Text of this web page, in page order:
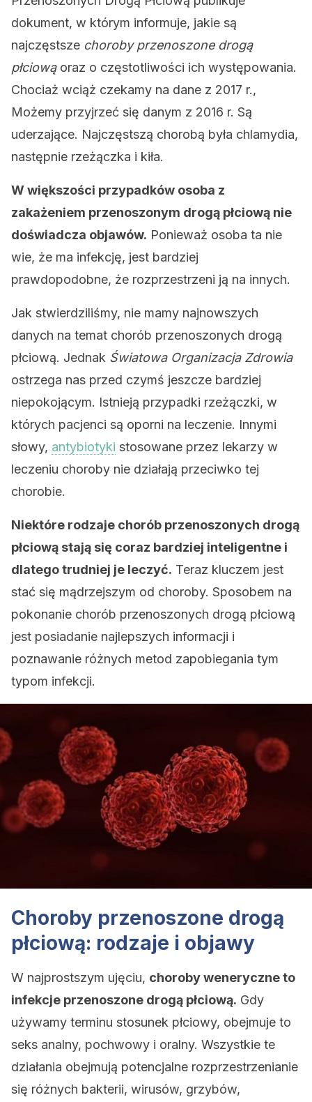
dokument, w którym informuje, jakie są
najczęstsze choroby przenoszone drogą
płciowąoraz o częstotliwości ich występowania.
Chociaż wciąż czekamy na dane z 2017 r.,
Możemy przyjrzeć się danym z 2016 r. Są
uderzające. Najczęstszą chorobą była chlamydia,
następnie rzeżączka i kiła.
W większości przypadków osoba z
zakażeniem przenoszonym drogą płciową nie
doświadcza objawów. Ponieważ osoba ta nie
wie, że ma infekcję, jest bardziej
prawdopodobne, że rozprzestrzeni ją na innych.
Jak stwierdziliśmy, nie mamy najnowszych
danych na temat chorób przenoszonych drogą
płciową. Jednak Światowa Organizacja Zdrowia
ostrzega nas przed czymś jeszcze bardziej
niepokojącym. Istnieją przypadki rzeżączki, w
których pacjenci są oporni na leczenie. Innymi
słowy, antybiotyki stosowane przez lekarzy w
leczeniu choroby nie działają przeciwko tej
chorobie.
Niektóre rodzaje chorób przenoszonych drogą
płciową stają się coraz bardziej inteligentne i
dlatego trudniej je leczyć. Teraz kluczem jest
stać się mądrzejszym od choroby. Sposobem na
pokonanie chorób przenoszonych drogą płciową
jest posiadanie najlepszych informacji i
poznawanie różnych metod zapobiegania tym
typom infekcji.
Choroby przenoszone drogą
płciową: rodzaje i objawy
W najprostszym ujęciu, choroby weneryczne to
infekcje przenoszone drogą płciową. Gdy
używamy terminu stosunek płciowy, obejmuje to
seks analny, pochwowy i oralny. Wszystkie te
działania obejmują potencjalne rozprzestrzenianie
się różnych bakterii, wirusów, grzybów,